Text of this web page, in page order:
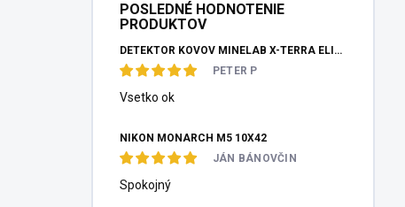
POSLEDNÉ HODNOTENIE
PRODUKTOV
DETEKTOR KOVOV MINELAB X-TERRA ELITE PINPOITER SET
PETER P
Vsetko ok
NIKON MONARCH M5 10X42
JÁN BÁNOVČIN
Spokojný